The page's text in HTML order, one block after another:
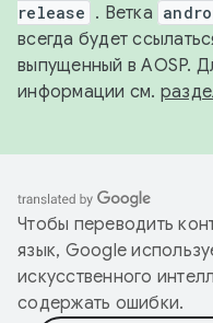
release . Ветка
всегда будет
выпущенный в AOSP.
информации см.
Чтобы переводить
язык, Google
искусственного
содержать ошибки.